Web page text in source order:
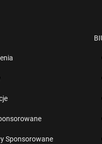
Sponsorowane